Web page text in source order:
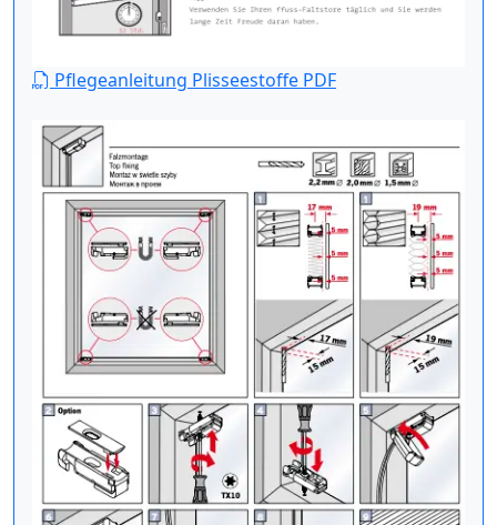
Pflegeanleitung Plisseestoffe PDF